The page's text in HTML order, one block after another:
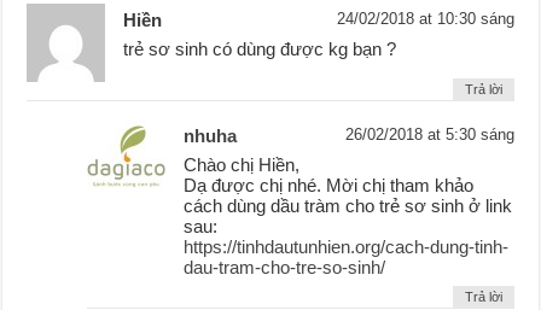
Hiền 24/02/2018 at 10:30 sáng
trẻ sơ sinh có dùng được kg bạn ?
Trả lời
nhuha 26/02/2018 at 5:30 sáng
Chào chị Hiền,
Dạ được chị nhé. Mời chị tham khảo
cách dùng dầu tràm cho trẻ sơ sinh ở link
sau:
https://tinhdautunhien.org/cach-dung-tinh-
dau-tram-cho-tre-so-sinh/
Trả lời